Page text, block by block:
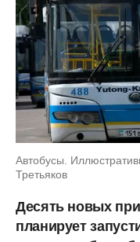
Автобусы.
Третьяков
Десять новых
планирует